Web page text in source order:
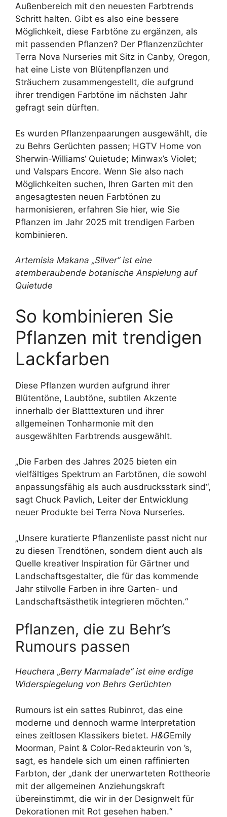
Außenbereich mit den neuesten Farbtrends
Schritt halten. Gibt es also eine bessere
Möglichkeit, diese Farbtöne zu ergänzen, als
mit passenden Pflanzen? Der Pflanzenzüchter
Terra Nova Nurseries mit Sitz in Canby, Oregon,
hat eine Liste von Blütenpflanzen und
Sträuchern zusammengestellt, die aufgrund
ihrer trendigen Farbtöne im nächsten Jahr
gefragt sein dürften.
Es wurden Pflanzenpaarungen ausgewählt, die
zu Behrs Gerüchten passen; HGTV Home von
Sherwin-Williams‘ Quietude; Minwax’s Violet;
und Valspars Encore. Wenn Sie also nach
Möglichkeiten suchen, Ihren Garten mit den
angesagtesten neuen Farbtönen zu
harmonisieren, erfahren Sie hier, wie Sie
Pflanzen im Jahr 2025 mit trendigen Farben
kombinieren.
Artemisia Makana „Silver“ ist eine
atemberaubende botanische Anspielung auf
Quietude
So kombinieren Sie
Pflanzen mit trendigen
Lackfarben
Diese Pflanzen wurden aufgrund ihrer
Blütentöne, Laubtöne, subtilen Akzente
innerhalb der Blatttexturen und ihrer
allgemeinen Tonharmonie mit den
ausgewählten Farbtrends ausgewählt.
„Die Farben des Jahres 2025 bieten ein
vielfältiges Spektrum an Farbtönen, die sowohl
anpassungsfähig als auch ausdrucksstark sind“,
sagt Chuck Pavlich, Leiter der Entwicklung
neuer Produkte bei Terra Nova Nurseries.
„Unsere kuratierte Pflanzenliste passt nicht nur
zu diesen Trendtönen, sondern dient auch als
Quelle kreativer Inspiration für Gärtner und
Landschaftsgestalter, die für das kommende
Jahr stilvolle Farben in ihre Garten- und
Landschaftsästhetik integrieren möchten.“
Pflanzen, die zu Behr’s
Rumours passen
Heuchera „Berry Marmalade“ ist eine erdige
Widerspiegelung von Behrs Gerüchten
Rumours ist ein sattes Rubinrot, das eine
moderne und dennoch warme Interpretation
eines zeitlosen Klassikers bietet. H&GEmily
Moorman, Paint & Color-Redakteurin von ’s,
sagt, es handele sich um einen raffinierten
Farbton, der „dank der unerwarteten Rottheorie
mit der allgemeinen Anziehungskraft
übereinstimmt, die wir in der Designwelt für
Dekorationen mit Rot gesehen haben.“